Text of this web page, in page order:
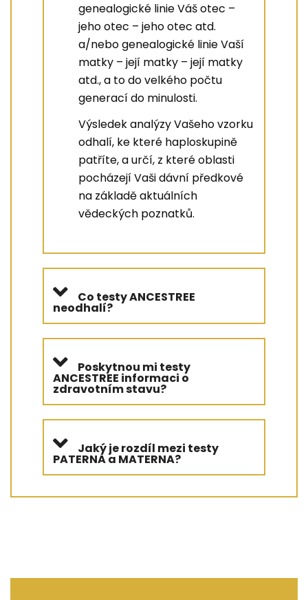
genealogické linie Váš otec –
jeho otec – jeho otec atd.
a/nebo genealogické linie Vaší
matky – její matky – její matky
atd., a to do velkého počtu
generací do minulosti.
Výsledek analýzy Vašeho vzorku
odhalí, ke které haploskupině
patříte, a určí, z které oblasti
pocházejí Vaši dávní předkové
na základě aktuálních
vědeckých poznatků.
Co testy ANCESTREE
neodhalí?
Poskytnou mi testy
ANCESTREE informaci o
zdravotním stavu?
Jaký je rozdíl mezi testy
PATERNA a MATERNA?